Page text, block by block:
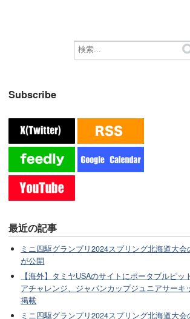
Subscribe
最近の記事
ミニ四駆グランプリ2024スプリング北海道大
が公開
【海外】タミヤUSAのサイトにポータブルピッ
アチャレンジ、ジャパンカップジュニアサーキ
掲載
ミニ四駆グランプリ2024スプリング北海道大